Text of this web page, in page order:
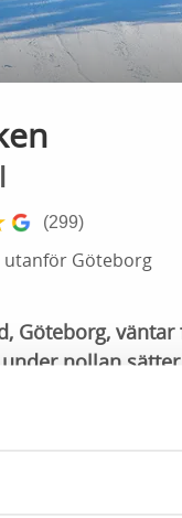
(299)
utanför Göteborg
Göteborg,
nollan